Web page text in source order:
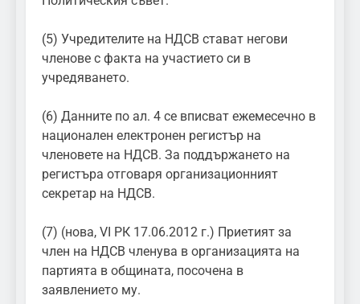
(5) Учредителите на НДСВ стават негови
членове с факта на участието си в
учредяването.
(6) Данните по ал. 4 се вписват ежемесечно в
национален електронен регистър на
членовете на НДСВ. За поддържането на
регистъра отговаря организационният
секретар на НДСВ.
(7) (нова, VI РК 17.06.2012 г.) Приетият за
член на НДСВ членува в организацията на
партията в общината, посочена в
заявлението му.